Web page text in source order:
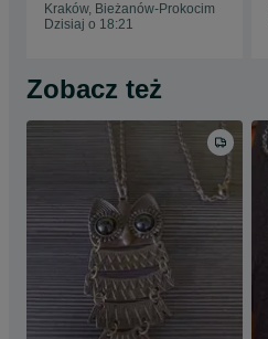
Kraków, Bieżanów-Prokocim
Dzisiaj o 18:21
Zobacz też